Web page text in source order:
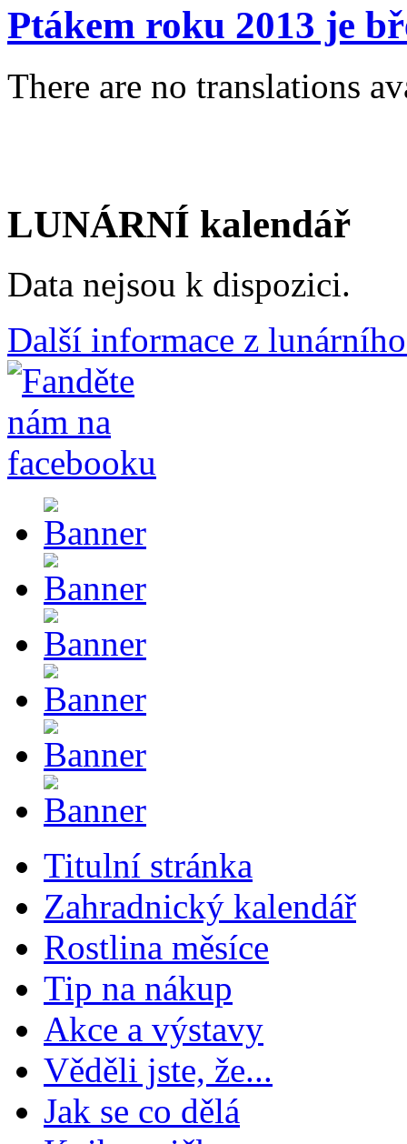
Ptákem roku 2013 je
There are no translations
LUNÁRNÍ kalendář
Data nejsou k dispozici.
Další informace z
Titulní stránka
Zahradnický kalendář
Rostlina měsíce
Tip na nákup
Akce a výstavy
Věděli jste, že...
Jak se co dělá